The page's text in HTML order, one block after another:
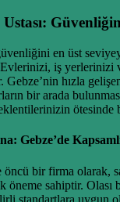
en üst
iş yerlerinizi
Gebze’nin hızla
bir arada
ötesinde
Gebze’de
bir firma olarak,
sahiptir. Olası
standartlara uygun